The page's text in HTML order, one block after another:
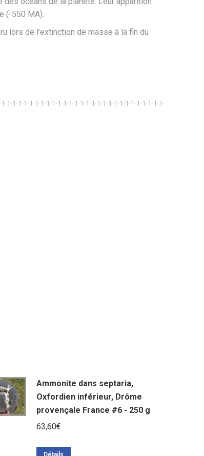
(-550 MA).
lors de l’extinction de masse à la fin du
1-1-1-1-1-1-1-1-1-1-1-1-1-1-1-1-1-1-1-1-1-1-1-1-1-1-1-1-
Ammonite dans septaria,
Oxfordien inférieur, Drôme
provençale France #6 - 250 g
63,60€
Détails